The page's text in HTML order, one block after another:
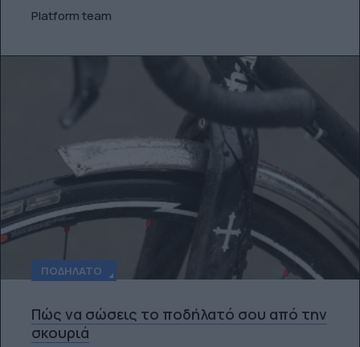
Platform team
ΠΟΔΉΛΑΤΟ
Πώς να σώσεις το ποδήλατό σου από την
σκουριά